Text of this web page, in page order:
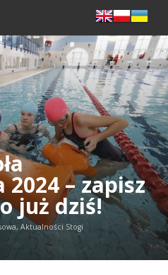
– zapisz
już dziś!
, Aktualności Stogi